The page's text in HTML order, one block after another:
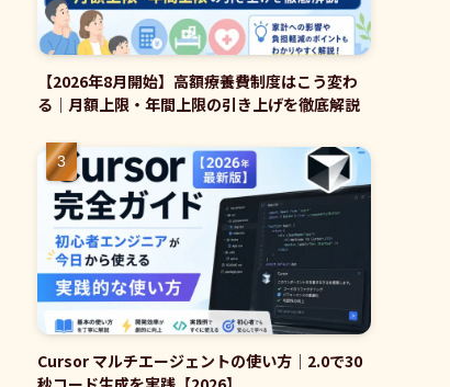
【2026年8月開始】高額療養費制度はこう変わ
る｜月額上限・年間上限の引き上げを徹底解説
Cursor マルチエージェントの使い方｜2.0で30